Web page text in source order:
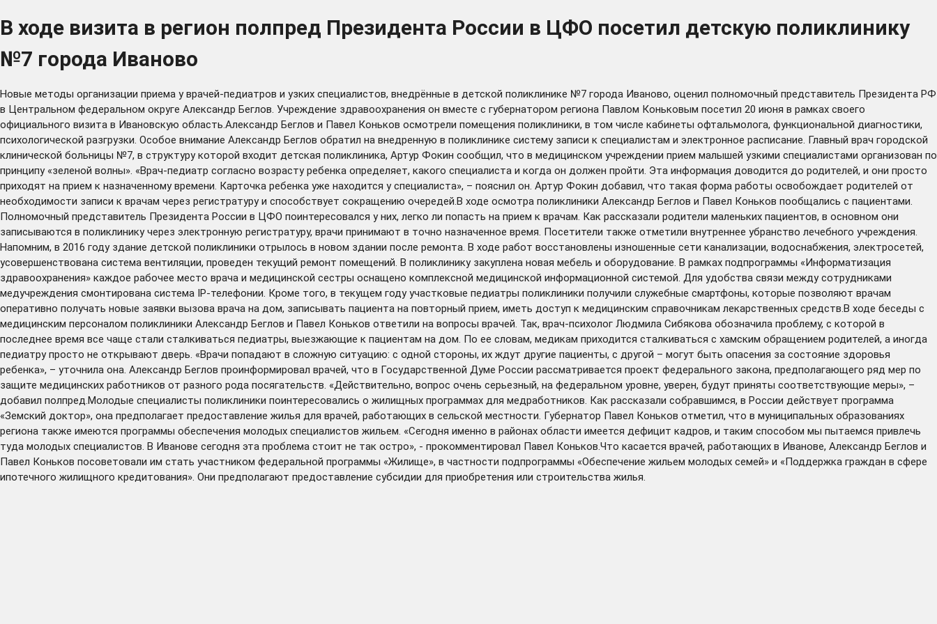
В ходе визита в регион полпред Президента России в ЦФО посетил детскую поликлинику
№7 города Иваново
Новые методы организации приема у врачей-педиатров и узких специалистов, внедрённые в детской поликлинике №7 города Иваново, оценил полномочный представитель Президента РФ
в Центральном федеральном округе Александр Беглов. Учреждение здравоохранения он вместе с губернатором региона Павлом Коньковым посетил 20 июня в рамках своего
официального визита в Ивановскую область.Александр Беглов и Павел Коньков осмотрели помещения поликлиники, в том числе кабинеты офтальмолога, функциональной диагностики,
психологической разгрузки. Особое внимание Александр Беглов обратил на внедренную в поликлинике систему записи к специалистам и электронное расписание. Главный врач городской
клинической больницы №7, в структуру которой входит детская поликлиника, Артур Фокин сообщил, что в медицинском учреждении прием малышей узкими специалистами организован по
принципу «зеленой волны». «Врач-педиатр согласно возрасту ребенка определяет, какого специалиста и когда он должен пройти. Эта информация доводится до родителей, и они просто
приходят на прием к назначенному времени. Карточка ребенка уже находится у специалиста», – пояснил он. Артур Фокин добавил, что такая форма работы освобождает родителей от
необходимости записи к врачам через регистратуру и способствует сокращению очередей.В ходе осмотра поликлиники Александр Беглов и Павел Коньков пообщались с пациентами.
Полномочный представитель Президента России в ЦФО поинтересовался у них, легко ли попасть на прием к врачам. Как рассказали родители маленьких пациентов, в основном они
записываются в поликлинику через электронную регистратуру, врачи принимают в точно назначенное время. Посетители также отметили внутреннее убранство лечебного учреждения.
Напомним, в 2016 году здание детской поликлиники отрылось в новом здании после ремонта. В ходе работ восстановлены изношенные сети канализации, водоснабжения, электросетей,
усовершенствована система вентиляции, проведен текущий ремонт помещений. В поликлинику закуплена новая мебель и оборудование. В рамках подпрограммы «Информатизация
здравоохранения» каждое рабочее место врача и медицинской сестры оснащено комплексной медицинской информационной системой. Для удобства связи между сотрудниками
медучреждения смонтирована система IP-телефонии. Кроме того, в текущем году участковые педиатры поликлиники получили служебные смартфоны, которые позволяют врачам
оперативно получать новые заявки вызова врача на дом, записывать пациента на повторный прием, иметь доступ к медицинским справочникам лекарственных средств.В ходе беседы с
медицинским персоналом поликлиники Александр Беглов и Павел Коньков ответили на вопросы врачей. Так, врач-психолог Людмила Сибякова обозначила проблему, с которой в
последнее время все чаще стали сталкиваться педиатры, выезжающие к пациентам на дом. По ее словам, медикам приходится сталкиваться с хамским обращением родителей, а иногда
педиатру просто не открывают дверь. «Врачи попадают в сложную ситуацию: с одной стороны, их ждут другие пациенты, с другой – могут быть опасения за состояние здоровья
ребенка», – уточнила она. Александр Беглов проинформировал врачей, что в Государственной Думе России рассматривается проект федерального закона, предполагающего ряд мер по
защите медицинских работников от разного рода посягательств. «Действительно, вопрос очень серьезный, на федеральном уровне, уверен, будут приняты соответствующие меры», –
добавил полпред.Молодые специалисты поликлиники поинтересовались о жилищных программах для медработников. Как рассказали собравшимся, в России действует программа
«Земский доктор», она предполагает предоставление жилья для врачей, работающих в сельской местности. Губернатор Павел Коньков отметил, что в муниципальных образованиях
региона также имеются программы обеспечения молодых специалистов жильем. «Сегодня именно в районах области имеется дефицит кадров, и таким способом мы пытаемся привлечь
туда молодых специалистов. В Иванове сегодня эта проблема стоит не так остро», - прокомментировал Павел Коньков.Что касается врачей, работающих в Иванове, Александр Беглов и
Павел Коньков посоветовали им стать участником федеральной программы «Жилище», в частности подпрограммы «Обеспечение жильем молодых семей» и «Поддержка граждан в сфере
ипотечного жилищного кредитования». Они предполагают предоставление субсидии для приобретения или строительства жилья.